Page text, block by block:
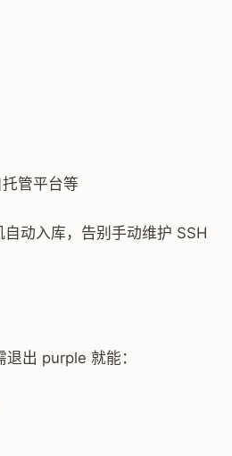
管平台等
动入库，告别手动维护 SSH
出 purple 就能：